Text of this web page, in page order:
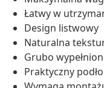
Łatwy w
Design listwowy
Naturalna
Grubo
Praktyczny